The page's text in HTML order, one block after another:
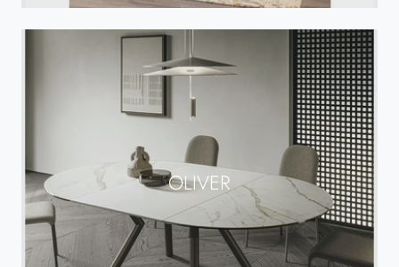
OLIVER